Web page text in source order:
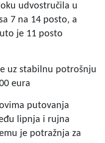
udvostručila u
7 na 14 posto, a
je 11 posto
uz stabilnu potrošnju
eura
putovanja
lipnja i rujna
je potražnja za